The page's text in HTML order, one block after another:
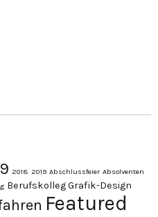
2018 2019 Abschlussfeier Absolventen
Berufskolleg Grafik-Design
Featured